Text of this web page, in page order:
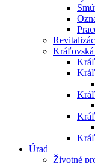
Úrad
Životné